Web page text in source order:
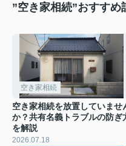
”空き家相続”おすすめ
空き家相続
空き家相続を放置していませ
か？共有名義トラブルの防ぎ
を解説
2026.07.18